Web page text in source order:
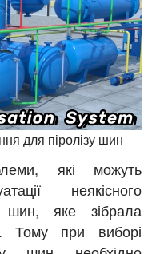
для піролізу шин
які можуть
неякісного
шин, яке зібрала
Тому при виборі